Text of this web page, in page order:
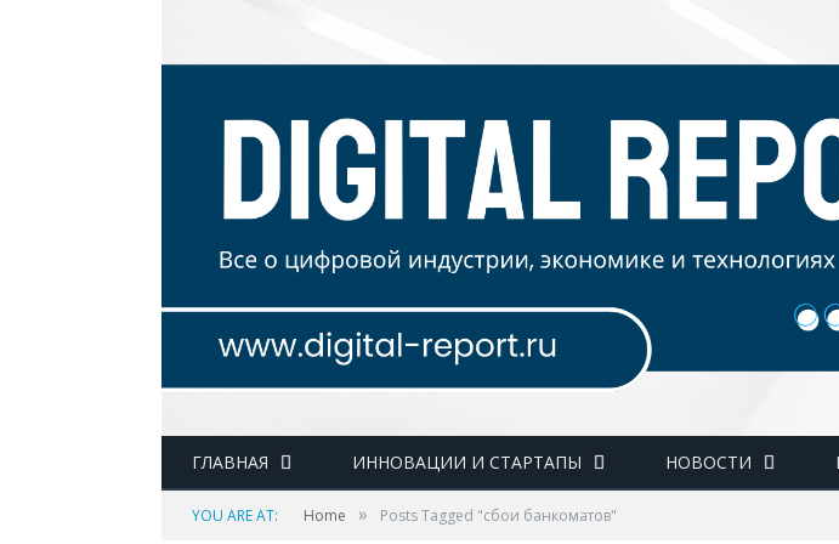
ГЛАВНАЯ ИННОВАЦИИ И СТАРТАПЫ НОВОСТИ
YOU ARE AT: Home » Posts Tagged "сбои банкоматов"